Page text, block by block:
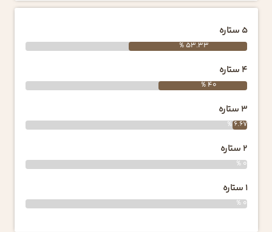
5 ستاره
53.33 %
4 ستاره
40 %
3 ستاره
6.67 %
2 ستاره
0 %
1 ستاره
0 %